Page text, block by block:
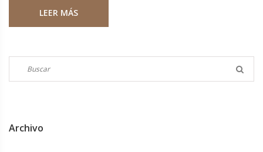
del Sur pudieron disfrutar del partido en Disney+. Los
LEER MÁS
Archivo